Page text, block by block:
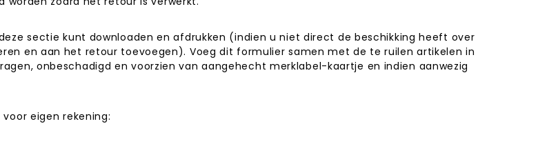
sectie kunt downloaden en afdrukken (indien u niet direct de beschikking heeft over
en aan het retour toevoegen). Voeg dit formulier samen met de te ruilen artikelen in
onbeschadigd en voorzien van aangehecht merklabel-kaartje en indien aanwezig
eigen rekening: